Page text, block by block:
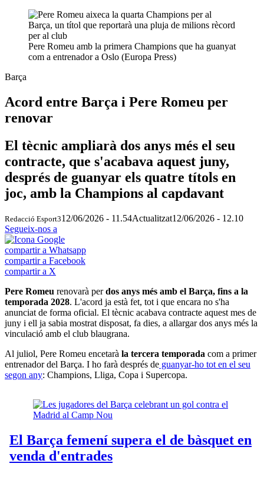
Pere Romeu amb la primera Champions que ha guanyat
com a entrenador a Oslo (Europa Press)
Barça
Acord entre Barça i Pere Romeu per
renovar
El tècnic ampliarà dos anys més el seu
contracte, que s'acabava aquest juny,
després de guanyar els quatre títols en
joc, amb la Champions al capdavant
Redacció Esport312/06/2026 - 11.54Actualitzat12/06/2026 - 12.10
Segueix-nos a
compartir a Whatsapp
compartir a Facebook
compartir a X
Pere Romeu renovarà perdos anys més amb el Barça, fins a la
temporada 2028. L'acord ja està fet, tot i que encara no s'ha
anunciat de forma oficial. El tècnic acabava contracte aquest mes de
juny i ell ja sabia mostrat disposat, fa dies, a allargar dos anys més la
vinculació amb el club blaugrana.
Al juliol, Pere Romeu encetarà la tercera temporada com a primer
entrenador del Barça. I ho farà després de guanyar-ho tot en el seu
segon any: Champions, Lliga, Copa i Supercopa.